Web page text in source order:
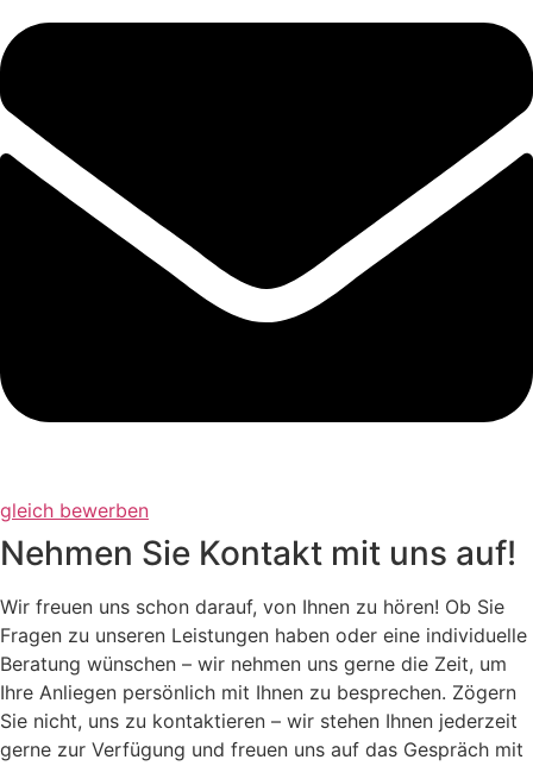
gleich bewerben
Nehmen Sie Kontakt mit uns auf!
Wir freuen uns schon darauf, von Ihnen zu hören! Ob Sie
Fragen zu unseren Leistungen haben oder eine individuelle
Beratung wünschen – wir nehmen uns gerne die Zeit, um
Ihre Anliegen persönlich mit Ihnen zu besprechen. Zögern
Sie nicht, uns zu kontaktieren – wir stehen Ihnen jederzeit
gerne zur Verfügung und freuen uns auf das Gespräch mit